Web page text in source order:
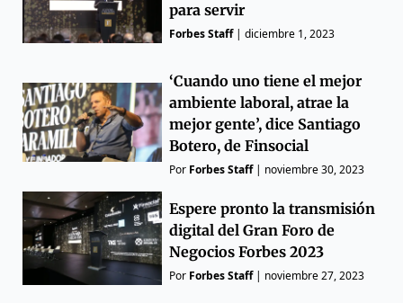
para servir
Forbes Staff|diciembre 1, 2023
‘Cuando uno tiene el mejor
ambiente laboral, atrae la
mejor gente’, dice Santiago
Botero, de Finsocial
Por Forbes Staff| noviembre 30, 2023
Espere pronto la transmisión
digital del Gran Foro de
Negocios Forbes 2023
Por Forbes Staff| noviembre 27, 2023